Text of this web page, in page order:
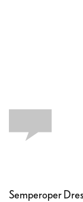
Semperoper